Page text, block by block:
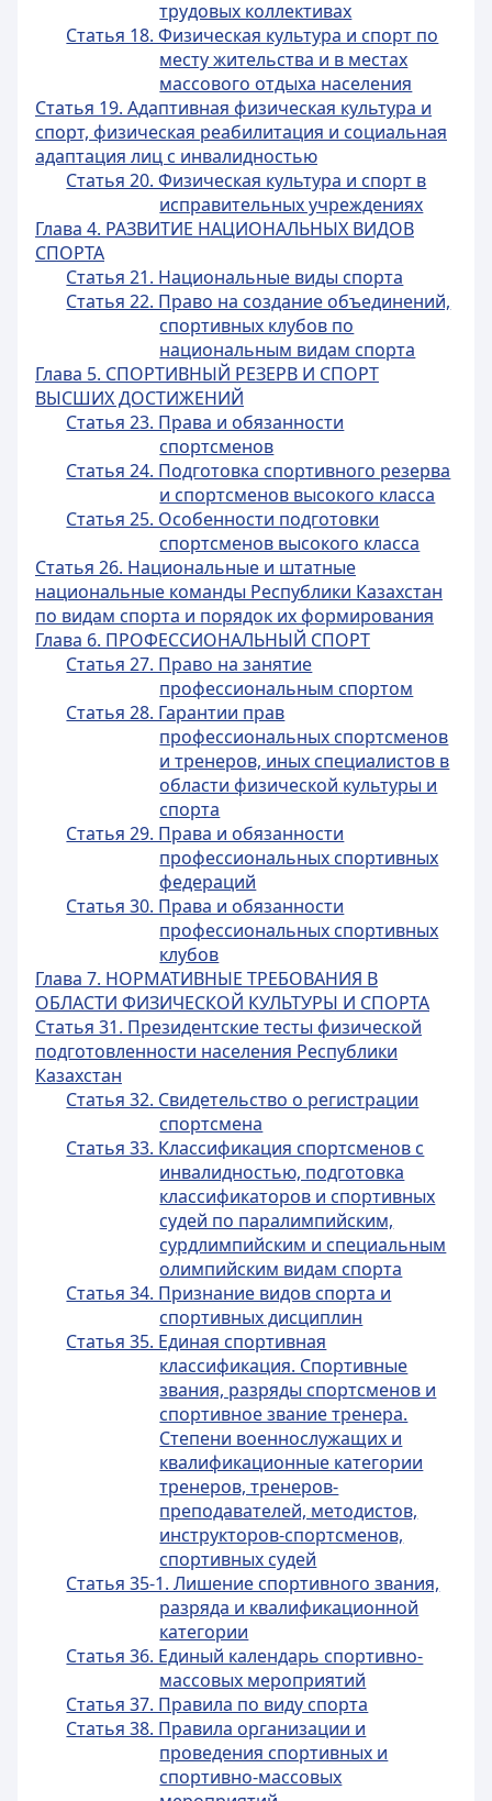
трудовых коллективах
Статья 18. Физическая культура и спорт по
месту жительства и в местах
массового отдыха населения
Статья 19. Адаптивная физическая культура и
спорт, физическая реабилитация и социальная
адаптация лиц с инвалидностью
Статья 20. Физическая культура и спорт в
исправительных учреждениях
Глава 4. РАЗВИТИЕ НАЦИОНАЛЬНЫХ ВИДОВ
СПОРТА
Статья 21. Национальные виды спорта
Статья 22. Право на создание объединений,
спортивных клубов по
национальным видам спорта
Глава 5. СПОРТИВНЫЙ РЕЗЕРВ И СПОРТ
ВЫСШИХ ДОСТИЖЕНИЙ
Статья 23. Права и обязанности
спортсменов
Статья 24. Подготовка спортивного резерва
и спортсменов высокого класса
Статья 25. Особенности подготовки
спортсменов высокого класса
Статья 26. Национальные и штатные
национальные команды Республики Казахстан
по видам спорта и порядок их формирования
Глава 6. ПРОФЕССИОНАЛЬНЫЙ СПОРТ
Статья 27. Право на занятие
профессиональным спортом
Статья 28. Гарантии прав
профессиональных спортсменов
и тренеров, иных специалистов в
области физической культуры и
спорта
Статья 29. Права и обязанности
профессиональных спортивных
федераций
Статья 30. Права и обязанности
профессиональных спортивных
клубов
Глава 7. НОРМАТИВНЫЕ ТРЕБОВАНИЯ В
ОБЛАСТИ ФИЗИЧЕСКОЙ КУЛЬТУРЫ И СПОРТА
Статья 31. Президентские тесты физической
подготовленности населения Республики
Казахстан
Статья 32. Свидетельство о регистрации
спортсмена
Статья 33. Классификация спортсменов с
инвалидностью, подготовка
классификаторов и спортивных
судей по паралимпийским,
сурдлимпийским и специальным
олимпийским видам спорта
Статья 34. Признание видов спорта и
спортивных дисциплин
Статья 35. Единая спортивная
классификация. Спортивные
звания, разряды спортсменов и
спортивное звание тренера.
Степени военнослужащих и
квалификационные категории
тренеров, тренеров-
преподавателей, методистов,
инструкторов-спортсменов,
спортивных судей
Статья 35-1. Лишение спортивного звания,
разряда и квалификационной
категории
Статья 36. Единый календарь спортивно-
массовых мероприятий
Статья 37. Правила по виду спорта
Статья 38. Правила организации и
проведения спортивных и
спортивно-массовых